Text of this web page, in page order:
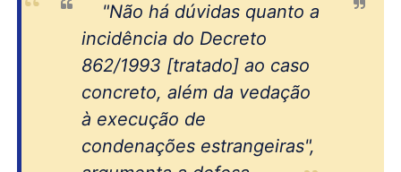
"Não há dúvidas quanto a
incidência do Decreto
862/1993 [tratado] ao caso
concreto, além da vedação
à execução de
condenações estrangeiras",